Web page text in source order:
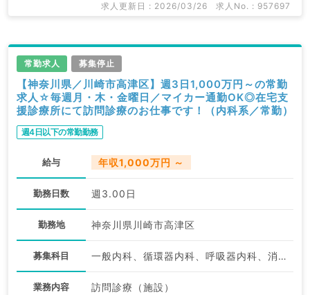
求人更新日 : 2026/03/26 求人No. : 957697
常勤求人 募集停止
【神奈川県／川崎市高津区】週3日1,000万円～の常勤
求人☆毎週月・木・金曜日／マイカー通勤OK◎在宅支
援診療所にて訪問診療のお仕事です！（内科系／常勤）
週4日以下の常勤勤務
給与 年収1,000万円 ～
勤務日数 週3.00日
勤務地 神奈川県川崎市高津区
募集科目 一般内科、循環器内科、呼吸器内科、消化器内科、内分泌・代謝内科
業務内容 訪問診療（施設）